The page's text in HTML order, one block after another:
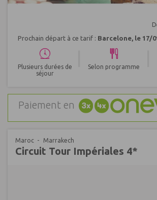
Prochain départ à ce tarif : Barcelone, le 17/
Plusieurs durées de
séjour
Selon programme
Paiement en
Maroc Marrakech
Circuit Tour Impériales 4*